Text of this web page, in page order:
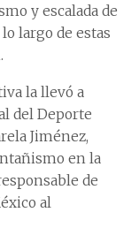
y escalada de
largo de estas
la llevó a
del Deporte
Jiménez,
en la
de
al